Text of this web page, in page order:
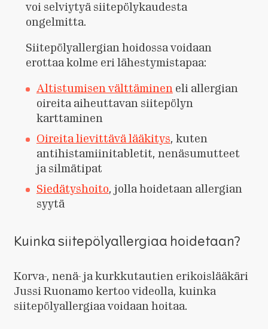
voi selviytyä siitepölykaudesta
ongelmitta.
Siitepölyallergian hoidossa voidaan
erottaa kolme eri lähestymistapaa:
Altistumisen välttäminen eli allergian
oireita aiheuttavan siitepölyn
karttaminen
Oireita lievittävä lääkitys, kuten
antihistamiinitabletit, nenäsumutteet
ja silmätipat
Siedätyshoito, jolla hoidetaan allergian
syytä
Kuinka siitepölyallergiaa hoidetaan?
Korva-, nenä- ja kurkkutautien erikoislääkäri
Jussi Ruonamo kertoo videolla, kuinka
siitepölyallergiaa voidaan hoitaa.